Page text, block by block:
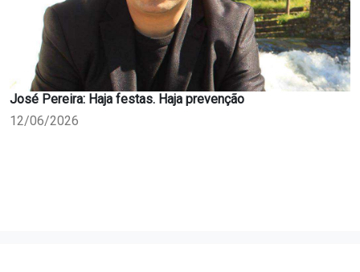
José Pereira: Haja festas. Haja prevenção
12/06/2026